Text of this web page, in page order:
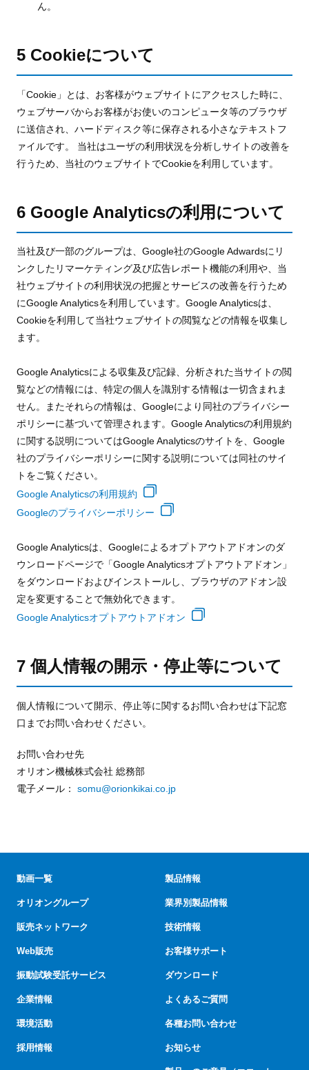
ん。
5 Cookieについて
「Cookie」とは、お客様がウェブサイトにアクセスした時に、
ウェブサーバからお客様がお使いのコンピュータ等のブラウザ
に送信され、ハードディスク等に保存される小さなテキストフ
ァイルです。 当社はユーザの利用状況を分析しサイトの改善を
行うため、当社のウェブサイトでCookieを利用しています。
6 Google Analyticsの利用について
当社及び一部のグループは、Google社のGoogle Adwardsにリ
ンクしたリマーケティング及び広告レポート機能の利用や、当
社ウェブサイトの利用状況の把握とサービスの改善を行うため
にGoogle Analyticsを利用しています。Google Analyticsは、
Cookieを利用して当社ウェブサイトの閲覧などの情報を収集し
ます。
Google Analyticsによる収集及び記録、分析された当サイトの閲
覧などの情報には、特定の個人を識別する情報は一切含まれま
せん。またそれらの情報は、Googleにより同社のプライバシー
ポリシーに基づいて管理されます。Google Analyticsの利用規約
に関する説明についてはGoogle Analyticsのサイトを、Google
社のプライバシーポリシーに関する説明については同社のサイ
トをご覧ください。
Google Analyticsの利用規約
Googleのプライバシーポリシー
Google Analyticsは、Googleによるオプトアウトアドオンのダ
ウンロードページで「Google Analyticsオプトアウトアドオン」
をダウンロードおよびインストールし、ブラウザのアドオン設
定を変更することで無効化できます。
Google Analyticsオプトアウトアドオン
7 個人情報の開示・停止等について
個人情報について開示、停止等に関するお問い合わせは下記窓
口までお問い合わせください。
お問い合わせ先
オリオン機械株式会社 総務部
電子メール： somu@orionkikai.co.jp
動画一覧
オリオングループ
販売ネットワーク
Web販売
振動試験受託サービス
企業情報
環境活動
採用情報
製品情報
業界別製品情報
技術情報
お客様サポート
ダウンロード
よくあるご質問
各種お問い合わせ
お知らせ